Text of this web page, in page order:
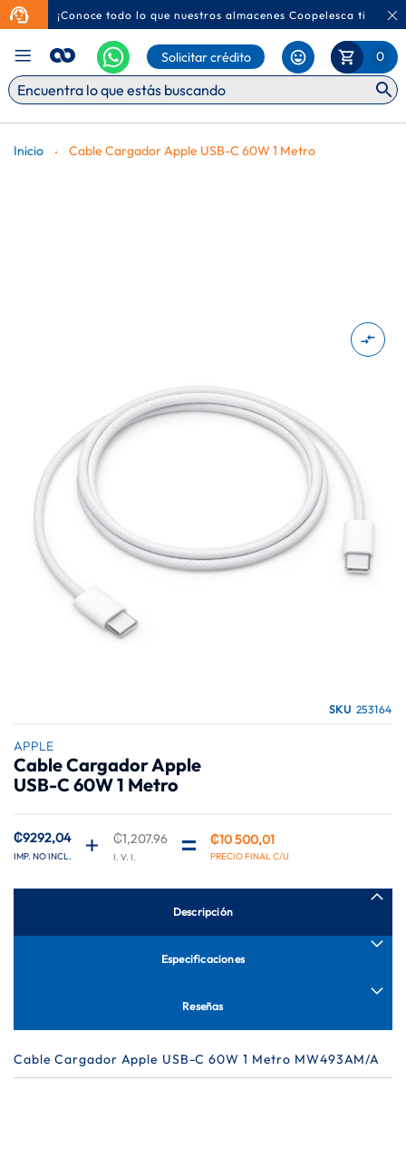
¡Conoce todo lo que nuestros almacenes Coopelesca tienen
Mi
0
Solicitar crédito
Inicio Cable Cargador Apple USB-C 60W 1 Metro
SKU 253164
APPLE
Cable Cargador Apple
USB-C 60W 1 Metro
₡10 500,01
₡1,207.96
₡9292,04
imágenes
comienzo
de
la
imágenes
Descripción
Cable Cargador Apple USB-C 60W 1 Metro MW493AM/A
Especificaciones
Reseñas